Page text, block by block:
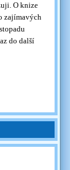
O knize
zajímavých
do další